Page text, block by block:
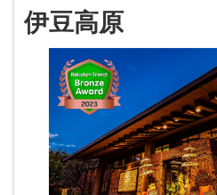
伊豆高原